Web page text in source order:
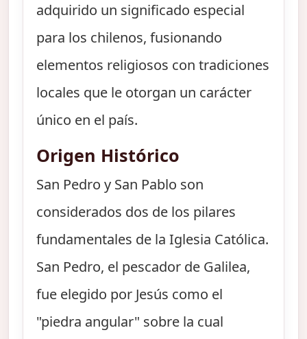
adquirido un significado especial
para los chilenos, fusionando
elementos religiosos con tradiciones
locales que le otorgan un carácter
único en el país.
Origen Histórico
San Pedro y San Pablo son
considerados dos de los pilares
fundamentales de la Iglesia Católica.
San Pedro, el pescador de Galilea,
fue elegido por Jesús como el
"piedra angular" sobre la cual